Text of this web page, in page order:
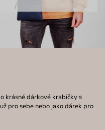
krásné dárkové krabičky s
pro sebe nebo jako dárek pro